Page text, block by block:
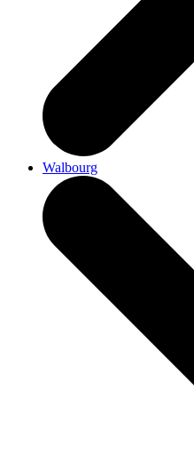
Walbourg